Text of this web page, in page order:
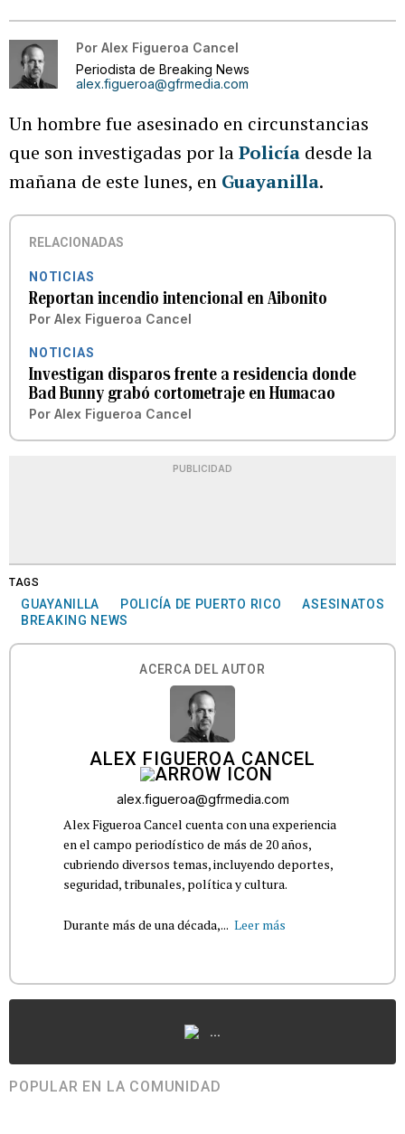
Por Alex Figueroa Cancel
Periodista de Breaking News
alex.figueroa@gfrmedia.com
Un hombre fue asesinado en circunstancias
que son investigadas por laPolicía desde la
mañana de este lunes, en Guayanilla.
RELACIONADAS
NOTICIAS
Reportan incendio intencional en Aibonito
Por Alex Figueroa Cancel
NOTICIAS
Investigan disparos frente a residencia donde
Bad Bunny grabó cortometraje en Humacao
Por Alex Figueroa Cancel
PUBLICIDAD
TAGS
GUAYANILLA POLICÍA DE PUERTO RICO
ASESINATOS
BREAKING NEWS
ACERCA DEL AUTOR
ALEX FIGUEROA CANCEL
alex.figueroa@gfrmedia.com
Alex Figueroa Cancel cuenta con una experiencia
en el campo periodístico de más de 20 años,
cubriendo diversos temas, incluyendo deportes,
seguridad, tribunales, política y cultura.
Durante más de una década,... Leer más
...
POPULAR EN LA COMUNIDAD